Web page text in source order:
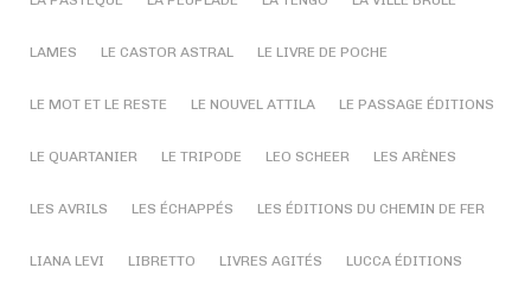
LAMES LE CASTOR ASTRAL LE LIVRE DE POCHE
LE MOT ET LE RESTE LE NOUVEL ATTILA LE PASSAGE ÉDITIONS
LE QUARTANIER LE TRIPODE LEO SCHEER LES ARÈNES
LES AVRILS LES ÉCHAPPÉS LES ÉDITIONS DU CHEMIN DE FER
LIANA LEVI LIBRETTO LIVRES AGITÉS LUCCA ÉDITIONS